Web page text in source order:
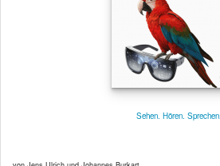
Sehen. Hören. Sprechen.